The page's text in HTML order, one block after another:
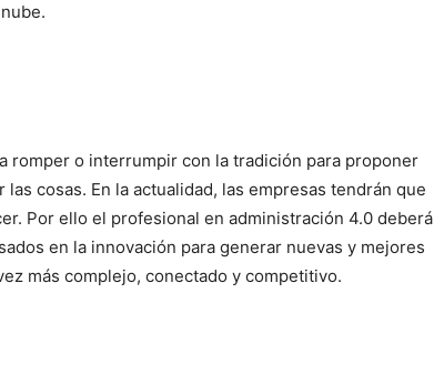
romper o interrumpir con la tradición para proponer
cosas. En la actualidad, las empresas tendrán que
Por ello el profesional en administración 4.0 deberá
en la innovación para generar nuevas y mejores
más complejo, conectado y competitivo.